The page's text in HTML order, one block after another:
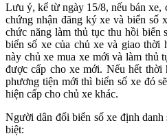
Lưu ý, kể từ ngày 15/8, nếu bán
chứng nhận đăng ký xe và biển số
chức năng làm thủ tục thu hồi biển
biển số xe của chủ xe và giao thời
này chủ xe mua xe mới và làm thủ
được cấp cho xe mới. Nếu hết thời
phương tiện mới thì biển số xe đó
hiện cấp cho chủ xe khác.
Người dân đổi biển số xe định
biệt: